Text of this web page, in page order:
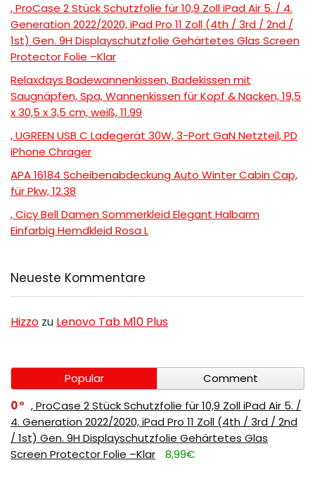
, ProCase 2 Stück Schutzfolie für 10,9 Zoll iPad Air 5. / 4.
Generation 2022/2020, iPad Pro 11 Zoll (4th / 3rd / 2nd /
1st) Gen. 9H Displayschutzfolie Gehärtetes Glas Screen
Protector Folie –Klar
Relaxdays Badewannenkissen, Badekissen mit
Saugnäpfen, Spa, Wannenkissen für Kopf & Nacken, 19,5
x 30,5 x 3,5 cm, weiß, 11.99
, UGREEN USB C Ladegerät 30W, 3-Port GaN Netzteil, PD
iPhone Chrager
APA 16184 Scheibenabdeckung Auto Winter Cabin Cap,
für Pkw, 12.38
, Cicy Bell Damen Sommerkleid Elegant Halbarm
Einfarbig Hemdkleid Rosa L
Neueste Kommentare
Hizzo zu Lenovo Tab M10 Plus
Popular
Comment
0
, ProCase 2 Stück Schutzfolie für 10,9 Zoll iPad Air 5. /
4. Generation 2022/2020, iPad Pro 11 Zoll (4th / 3rd / 2nd
/ 1st) Gen. 9H Displayschutzfolie Gehärtetes Glas
Screen Protector Folie –Klar
8,99€